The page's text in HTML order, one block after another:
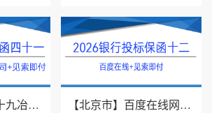
【成都市】中国十九冶集团有限公司/见索即付/2026年银行履约保函四十一 【北京市】百度在线网络技术（北京）有限公司/投标保函/2026银行投标保函十二